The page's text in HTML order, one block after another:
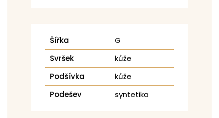
Šířka
G
Svršek
kůže
Podšívka
kůže
Podešev
syntetika